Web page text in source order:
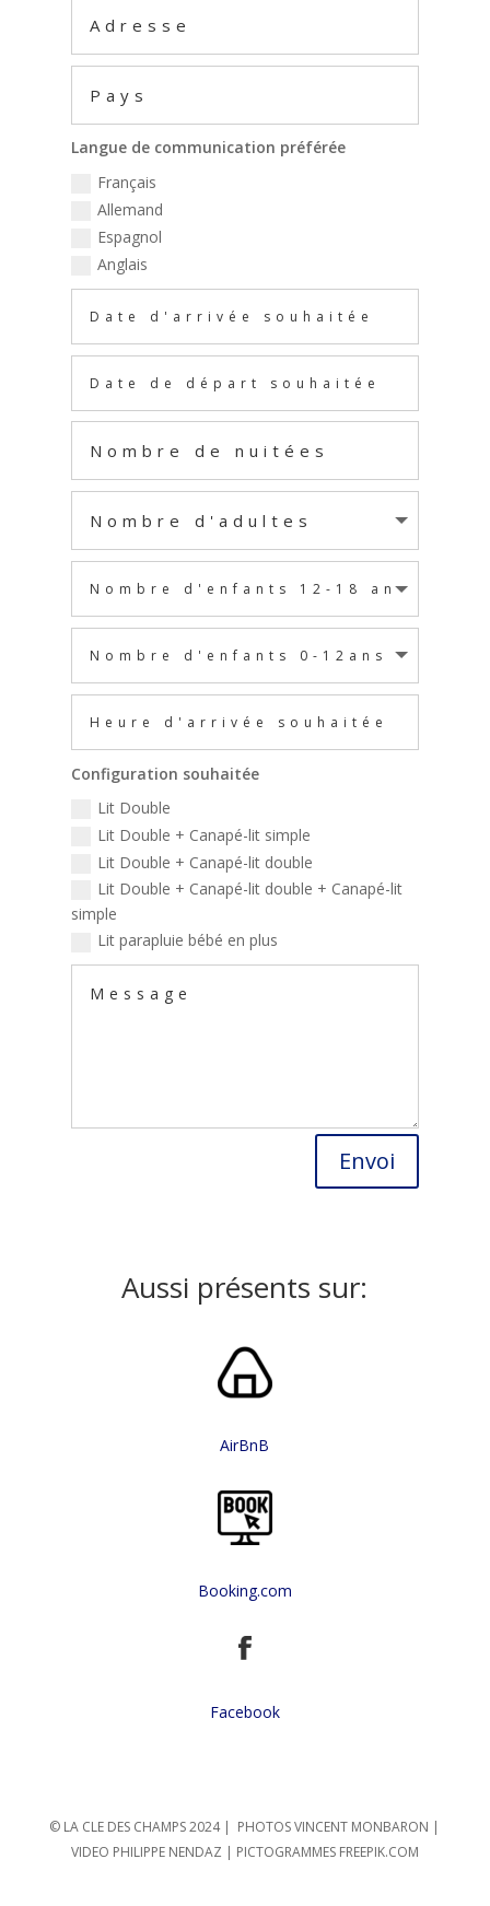
Langue de communication préférée
Français
Allemand
Espagnol
Anglais
Configuration souhaitée
Lit Double
Lit Double + Canapé-lit simple
Lit Double + Canapé-lit double
Lit Double + Canapé-lit double + Canapé-lit
simple
Lit parapluie bébé en plus
Envoi
Aussi présents sur:
AirBnB
Booking.com
Facebook
© LA CLE DES CHAMPS 2024 | PHOTOS VINCENT MONBARON |
VIDEO PHILIPPE NENDAZ | PICTOGRAMMES FREEPIK.COM